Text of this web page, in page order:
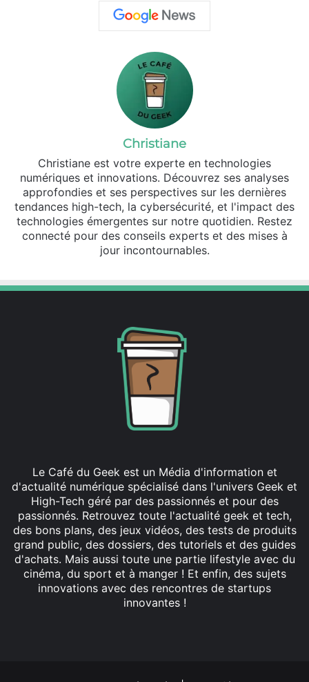
Christiane
Christiane est votre experte en technologies
numériques et innovations. Découvrez ses analyses
approfondies et ses perspectives sur les dernières
tendances high-tech, la cybersécurité, et l'impact des
technologies émergentes sur notre quotidien. Restez
connecté pour des conseils experts et des mises à
jour incontournables.
Le Café du Geek est un Média d'information et
d'actualité numérique spécialisé dans l'univers Geek et
High-Tech géré par des passionnés et pour des
passionnés. Retrouvez toute l'actualité geek et tech,
des bons plans, des jeux vidéos, des tests de produits
grand public, des dossiers, des tutoriels et des guides
d'achats. Mais aussi toute une partie lifestyle avec du
cinéma, du sport et à manger ! Et enfin, des sujets
innovations avec des rencontres de startups
innovantes !